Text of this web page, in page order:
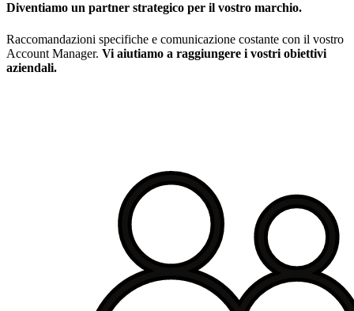
Diventiamo un partner strategico per il vostro marchio.
Raccomandazioni specifiche e comunicazione costante con il vostro
Account Manager. Vi aiutiamo a raggiungere i vostri obiettivi
aziendali.